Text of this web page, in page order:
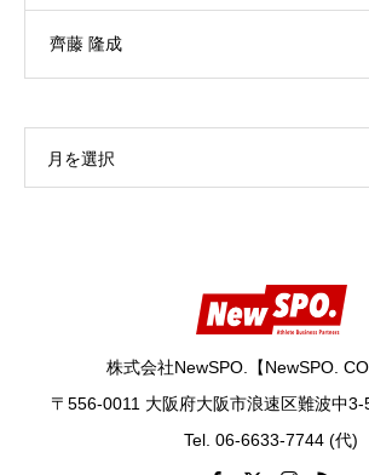
齊藤 隆成
月を選択
株式会社NewSPO.【NewSPO.
〒556-0011 大阪府大阪市浪速区難波中
Tel. 06-6633-7744 (代)